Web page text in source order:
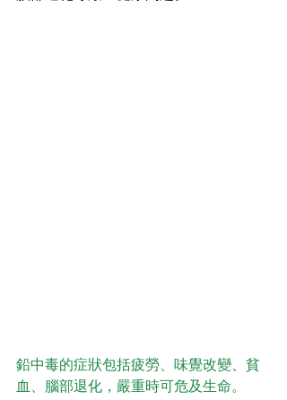
鉛中毒的症狀包括疲勞、味覺改變、貧
血、腦部退化，嚴重時可危及生命。